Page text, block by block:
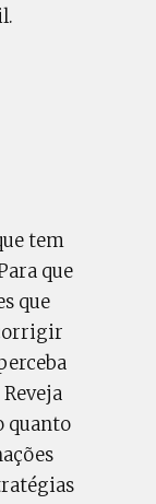
tem
que
que
quanto